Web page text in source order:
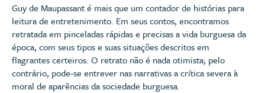
Guy de Maupassant é mais que um contador de histórias para
leitura de entretenimento. Em seus contos, encontramos
retratada em pinceladas rápidas e precisas a vida burguesa da
época, com seus tipos e suas situações descritos em
flagrantes certeiros. O retrato não é nada otimista; pelo
contrário, pode-se entrever nas narrativas a crítica severa à
moral de aparências da sociedade burguesa.